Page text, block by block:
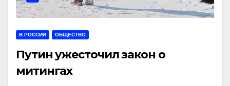
В РОССИИ ОБЩЕСТВО
Путин ужесточил закон о
митингах